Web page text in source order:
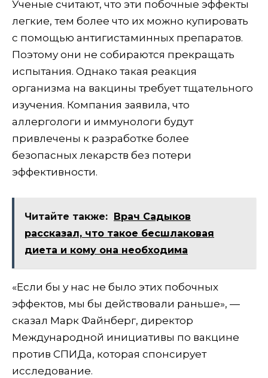
Ученые считают, что эти побочные эффекты
легкие, тем более что их можно купировать
с помощью антигистаминных препаратов.
Поэтому они не собираются прекращать
испытания. Однако такая реакция
организма на вакцины требует тщательного
изучения. Компания заявила, что
аллергологи и иммунологи будут
привлечены к разработке более
безопасных лекарств без потери
эффективности.
Читайте также:
Врач Садыков
рассказал, что такое бесшлаковая
диета и кому она необходима
«Если бы у нас не было этих побочных
эффектов, мы бы действовали раньше», —
сказал Марк Файнберг, директор
Международной инициативы по вакцине
против СПИДа, которая спонсирует
исследование.